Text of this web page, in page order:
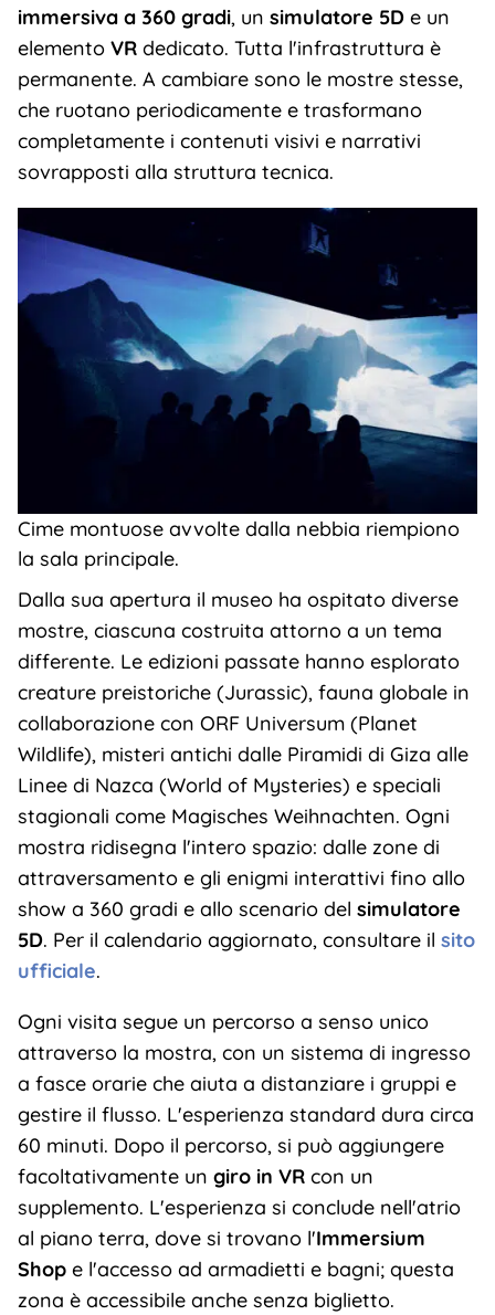
immersiva a 360 gradi, un simulatore 5De un
elemento VRdedicato. Tutta l'infrastruttura è
permanente. A cambiare sono le mostre stesse,
che ruotano periodicamente e trasformano
completamente i contenuti visivi e narrativi
sovrapposti alla struttura tecnica.
Cime montuose avvolte dalla nebbia riempiono
la sala principale.
Dalla sua apertura il museo ha ospitato diverse
mostre, ciascuna costruita attorno a un tema
differente. Le edizioni passate hanno esplorato
creature preistoriche (Jurassic), fauna globale in
collaborazione con ORF Universum (Planet
Wildlife), misteri antichi dalle Piramidi di Giza alle
Linee di Nazca (World of Mysteries) e speciali
stagionali come Magisches Weihnachten. Ogni
mostra ridisegna l'intero spazio: dalle zone di
attraversamento e gli enigmi interattivi fino allo
show a 360 gradi e allo scenario del simulatore
5D. Per il calendario aggiornato, consultare il sito
ufficiale.
Ogni visita segue un percorso a senso unico
attraverso la mostra, con un sistema di ingresso
a fasce orarie che aiuta a distanziare i gruppi e
gestire il flusso. L'esperienza standard dura circa
60 minuti. Dopo il percorso, si può aggiungere
facoltativamente un giro in VRcon un
supplemento. L'esperienza si conclude nell'atrio
al piano terra, dove si trovano l'Immersium
Shope l'accesso ad armadietti e bagni; questa
zona è accessibile anche senza biglietto.